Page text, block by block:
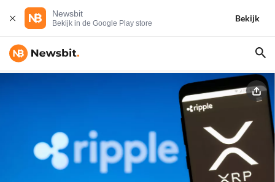
Newsbit
Bekijk in de Google Play store
Bekijk